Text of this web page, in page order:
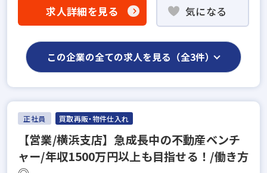
求人詳細を見る 気になる
この企業の全ての求人を見る（全3件）
正社員 買取再販・物件仕入れ
【営業/横浜支店】急成長中の不動産ベンチ
ャー/年収1500万円以上も目指せる！/働き方